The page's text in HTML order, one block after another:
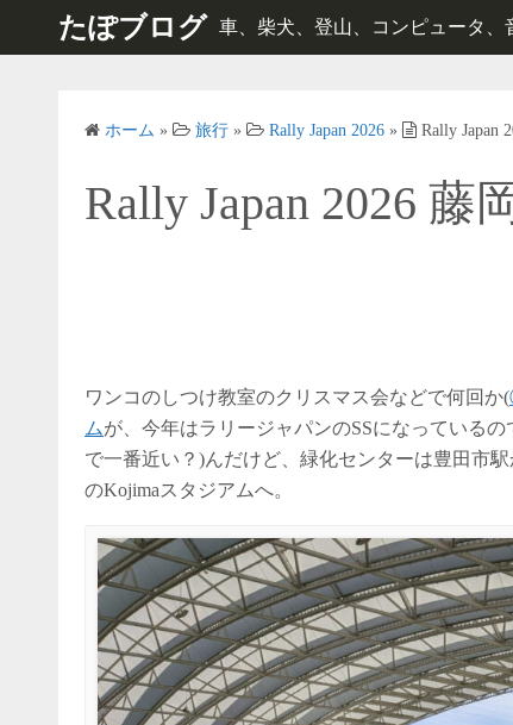
たぽブログ 車、柴犬、登山、コンピュータ、
ホーム » 旅行 » Rally Japan 2026 » Rally Japan
Rally Japan 2026 藤
ワンコのしつけ教室のクリスマス会などで何回か(
ムが、今年はラリージャパンのSSになっている
で一番近い？)んだけど、緑化センターは豊田市
のKojimaスタジアムへ。